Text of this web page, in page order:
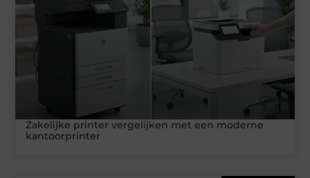
Zakelijke printer vergelijken met een moderne
kantoorprinter